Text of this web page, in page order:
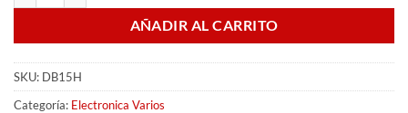
AÑADIR AL CARRITO
SKU: DB15H
Categoría: Electronica Varios